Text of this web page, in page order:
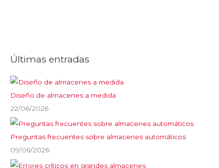
Últimas entradas
Diseño de almacenes a medida
22/06/2026
Preguntas frecuentes sobre almacenes automáticos
09/06/2026